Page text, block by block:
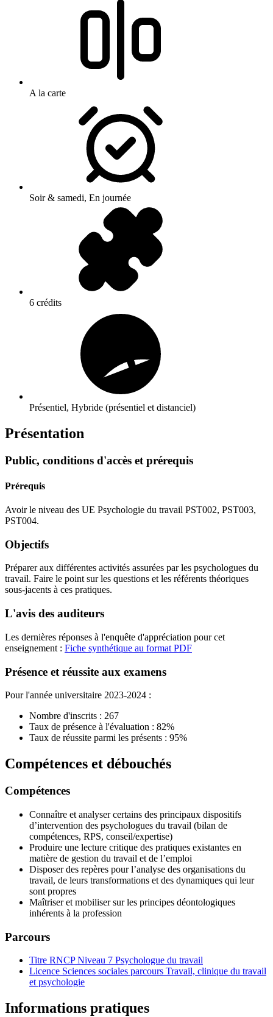
A la carte
Soir & samedi, En journée
6 crédits
Présentiel, Hybride (présentiel et distanciel)
Présentation
Public, conditions d'accès et prérequis
Prérequis
Avoir le niveau des UE Psychologie du travail PST002, PST003,
PST004.
Objectifs
Préparer aux différentes activités assurées par les psychologues du
travail. Faire le point sur les questions et les référents théoriques
sous-jacents à ces pratiques.
L'avis des auditeurs
Les dernières réponses à l'enquête d'appréciation pour cet
enseignement : Fiche synthétique au format PDF
Présence et réussite aux examens
Pour l'année universitaire 2023-2024 :
Nombre d'inscrits : 267
Taux de présence à l'évaluation : 82%
Taux de réussite parmi les présents : 95%
Compétences et débouchés
Compétences
Connaître et analyser certains des principaux dispositifs
d’intervention des psychologues du travail (bilan de
compétences, RPS, conseil/expertise)
Produire une lecture critique des pratiques existantes en
matière de gestion du travail et de l’emploi
Disposer des repères pour l’analyse des organisations du
travail, de leurs transformations et des dynamiques qui leur
sont propres
Maîtriser et mobiliser sur les principes déontologiques
inhérents à la profession
Parcours
Titre RNCP Niveau 7 Psychologue du travail
Licence Sciences sociales parcours Travail, clinique du travail
et psychologie
Informations pratiques